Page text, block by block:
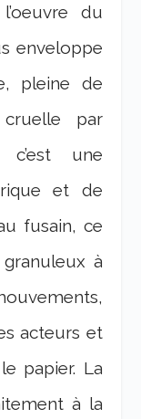
du
enveloppe
pleine de
par
c’est une
et de
fusain, ce
à
acteurs et
papier. La
à la